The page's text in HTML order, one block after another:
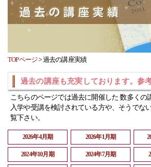
TOPページ>過去の講座実績
過去の講座も充実しております。参
こちらのページでは過去に開催した 数多くの
入学や受講を検討されている方や、そうでな
覧下さい。
2026年4月期 2026年1月期
2024年10月期 2024年7月期